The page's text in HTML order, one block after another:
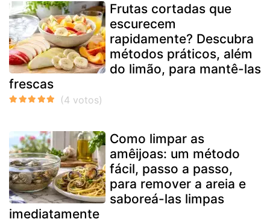
Frutas cortadas que
escurecem
rapidamente? Descubra
métodos práticos, além
do limão, para mantê-las
frescas
Como limpar as
amêijoas: um método
fácil, passo a passo,
para remover a areia e
saboreá-las limpas
imediatamente